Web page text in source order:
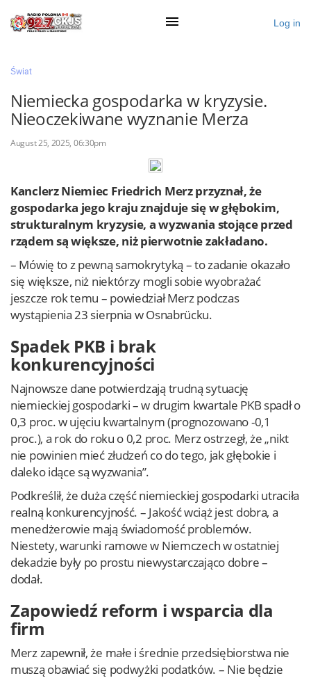
Ogłoś się
Działy
Zaloguj przez Clascal
×
Log in
Świat
Niemiecka gospodarka w kryzysie.
Nieoczekiwane wyznanie Merza
August 25, 2025, 06:30pm
Kanclerz Niemiec Friedrich Merz przyznał, że
gospodarka jego kraju znajduje się w głębokim,
strukturalnym kryzysie, a wyzwania stojące przed
rządem są większe, niż pierwotnie zakładano.
– Mówię to z pewną samokrytyką – to zadanie okazało
się większe, niż niektórzy mogli sobie wyobrażać
jeszcze rok temu – powiedział Merz podczas
wystąpienia 23 sierpnia w Osnabrücku.
Spadek PKB i brak
konkurencyjności
Najnowsze dane potwierdzają trudną sytuację
niemieckiej gospodarki – w drugim kwartale PKB spadł o
0,3 proc. w ujęciu kwartalnym (prognozowano -0,1
proc.), a rok do roku o 0,2 proc. Merz ostrzegł, że „nikt
nie powinien mieć złudzeń co do tego, jak głębokie i
daleko idące są wyzwania”.
Podkreślił, że duża część niemieckiej gospodarki utraciła
realną konkurencyjność. – Jakość wciąż jest dobra, a
menedżerowie mają świadomość problemów.
Niestety, warunki ramowe w Niemczech w ostatniej
dekadzie były po prostu niewystarczająco dobre –
dodał.
Zapowiedź reform i wsparcia dla
firm
Merz zapewnił, że małe i średnie przedsiębiorstwa nie
muszą obawiać się podwyżki podatków. – Nie będzie